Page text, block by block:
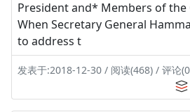
President and* Members of the
When Secretary General
to address t
发表于:2018-12-30 / 阅读(468) / 评论